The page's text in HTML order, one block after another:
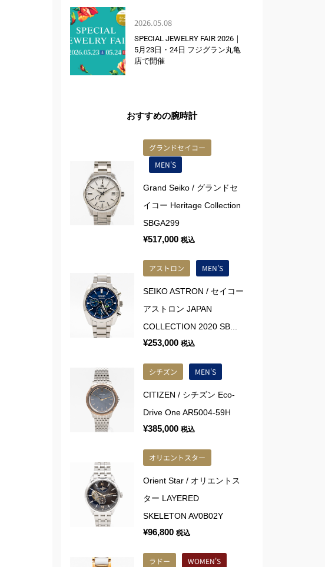
2026.05.08
SPECIAL JEWELRY FAIR 2026｜
5月23日・24日 フジグラン丸亀
店で開催
おすすめの腕時計
グランドセイコー
MEN'S
Grand Seiko / グランドセ
イコー Heritage Collection
SBGA299
¥517,000 税込
アストロン MEN'S
SEIKO ASTRON / セイコー
アストロン JAPAN
COLLECTION 2020 SB...
¥253,000 税込
シチズン MEN'S
CITIZEN / シチズン Eco-
Drive One AR5004-59H
¥385,000 税込
オリエントスター
Orient Star / オリエントス
ター LAYERED
SKELETON AV0B02Y
¥96,800 税込
ラドー WOMEN'S